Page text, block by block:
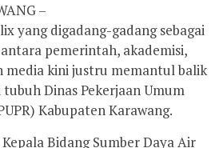
–
yang digadang-gadang sebagai
pemerintah, akademisi,
media kini justru memantul balik
Dinas Pekerjaan Umum
Kabupaten Karawang.
Bidang Sumber Daya Air